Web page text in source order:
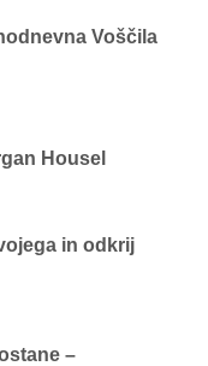
Voščila
Housel
in odkrij
–